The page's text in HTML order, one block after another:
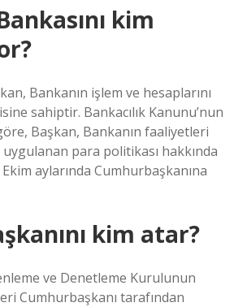
kim
Bankanın işlem ve hesaplarını
sahiptir. Bankacılık Kanunu’nun
Başkan, Bankanın faaliyetleri
para politikası hakkında
aylarında Cumhurbaşkanına
kim atar?
ve Denetleme Kurulunun
Cumhurbaşkanı tarafından